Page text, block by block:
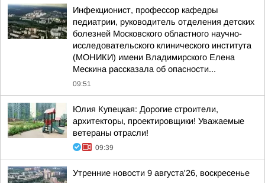
Инфекционист, профессор кафедры
педиатрии, руководитель отделения детских
болезней Московского областного научно-
исследовательского клинического института
(МОНИКИ) имени Владимирского Елена
Мескина рассказала об опасности...
09:51
Юлия Купецкая: Дорогие строители,
архитекторы, проектировщики! Уважаемые
ветераны отрасли!
09:39
Утренние новости 9 августа'26, воскресенье